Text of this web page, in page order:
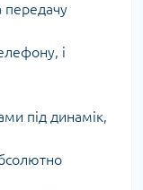
передачу
і
під динамік,